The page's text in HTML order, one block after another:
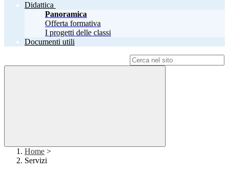
Didattica
Panoramica
Offerta formativa
I progetti delle classi
Documenti utili
Home >
Servizi